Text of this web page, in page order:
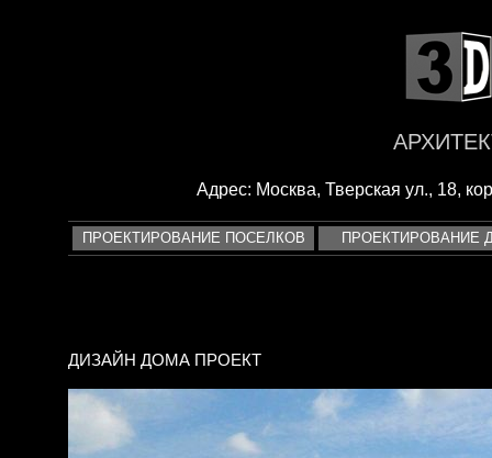
Адрес: Москва, Тверская ул., 18,
ПРОЕКТИРОВАНИЕ ПОСЕЛКОВ ПРОЕКТИРОВАНИЕ
ДИЗАЙН ДОМА ПРОЕКТ